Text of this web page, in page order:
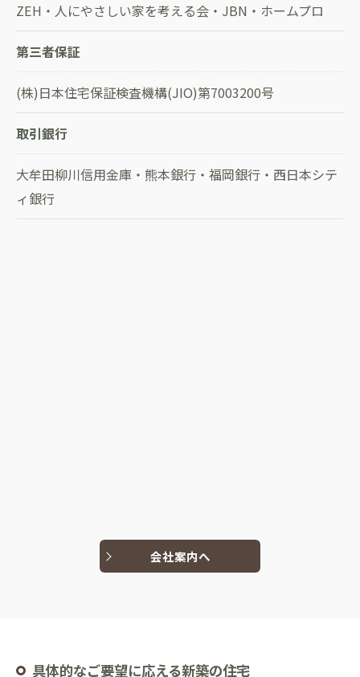
ZEH・人にやさしい家を考える会・JBN・ホームプロ
第三者保証
(株)日本住宅保証検査機構(JIO)第7003200号
取引銀行
大牟田柳川信用金庫・熊本銀行・福岡銀行・西日本シテ
ィ銀行
会社案内へ
具体的なご要望に応える新築の住宅